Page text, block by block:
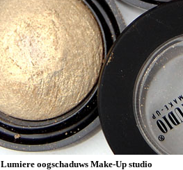
Lumiere oogschaduws Make-Up studio